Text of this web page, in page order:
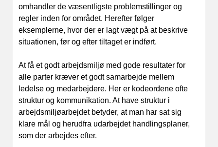
omhandler de væsentligste problemstillinger og
regler inden for området. Herefter følger
eksemplerne, hvor der er lagt vægt på at beskrive
situationen, før og efter tiltaget er indført.
At få et godt arbejdsmiljø med gode resultater for
alle parter kræver et godt samarbejde mellem
ledelse og medarbejdere. Her er kodeordene ofte
struktur og kommunikation. At have struktur i
arbejdsmiljøarbejdet betyder, at man har sat sig
klare mål og herudfra udarbejdet handlingsplaner,
som der arbejdes efter.